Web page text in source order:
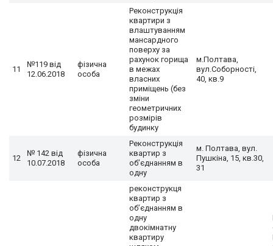
11
№119 від
12.06.2018
фізична
особа
Реконструкція
квартири з
влаштуванням
мансардного
поверху за
рахунок горища
в межах
власних
приміщень (без
зміни
геометричних
розмірів
будинку
м.Полтава,
вул.Соборності,
40, кв.9
12
№ 142 від
10.07.2018
фізична
особа
Реконструкція
квартир з
об’єднанням в
одну
м. Полтава, вул.
Пушкіна, 15, кв.30,
31
реконструкця
квартир з
об’єднанням в
одну
двокімнатну
квартиру